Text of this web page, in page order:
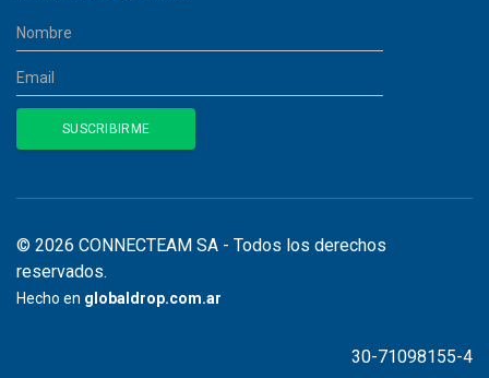
© 2026 CONNECTEAM SA - Todos los derechos
reservados.
Hecho en globaldrop.com.ar
30-71098155-4